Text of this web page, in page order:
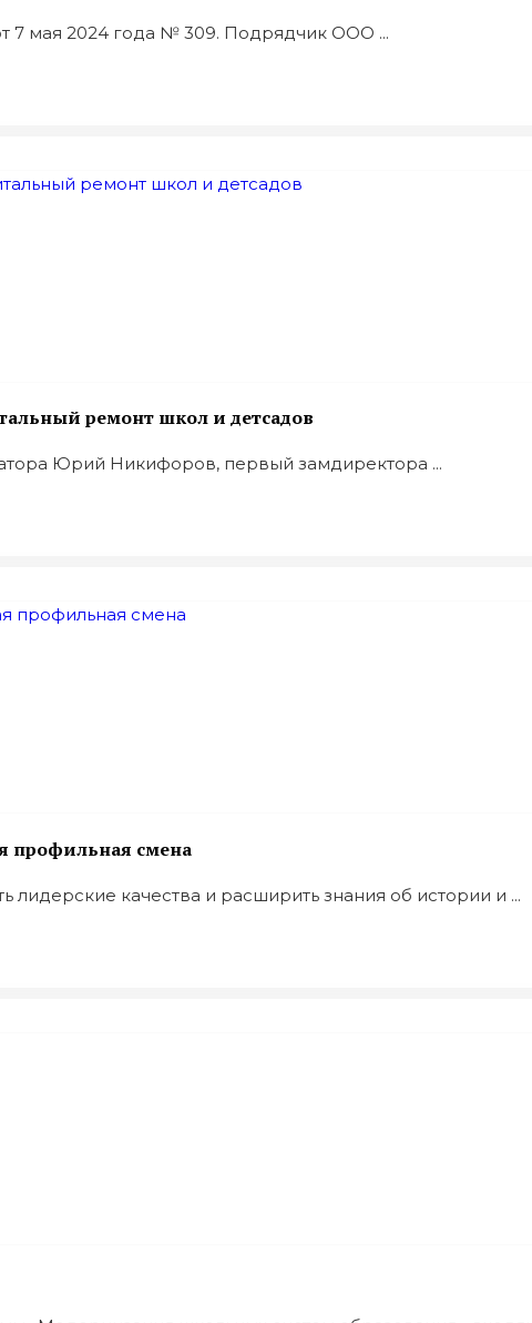
7 мая 2024 года № 309. Подрядчик ООО ...
ремонт школ и детсадов
Юрий Никифоров, первый замдиректора ...
профильная смена
качества и расширить знания об истории и ...